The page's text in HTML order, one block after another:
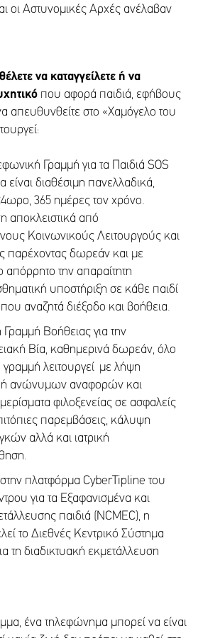
οι Αστυνομικές Αρχές ανέλαβαν
να καταγγείλετε ή να
που αφορά παιδιά, εφήβους
απευθυνθείτε στο «Χαμόγελο του
Γραμμή για τα Παιδιά SOS
είναι διαθέσιμη πανελλαδικά,
365 ημέρες τον χρόνο.
αποκλειστικά από
Κοινωνικούς Λειτουργούς και
παρέχοντας δωρεάν και με
απόρρητο την απαραίτητη
υποστήριξη σε κάθε παιδί
αναζητά διέξοδο και βοήθεια.
Βοήθειας για την
Βία, καθημερινά δωρεάν, όλο
λειτουργεί με λήψη
ανώνυμων αναφορών και
φιλοξενείας σε ασφαλείς
παρεμβάσεις, κάλυψη
αλλά και ιατρική
πλατφόρμα CyberTipline του
για τα Εξαφανισμένα και
παιδιά (NCMEC), η
το Διεθνές Κεντρικό Σύστημα
τη διαδικτυακή εκμετάλλευση
ένα τηλεφώνημα μπορεί να είναι